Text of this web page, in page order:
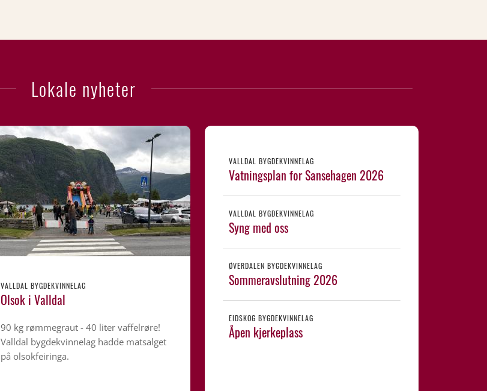
Lokale nyheter
VALLDAL BYGDEKVINNELAG
Olsok i Valldal
90 kg rømmegraut - 40 liter vaffelrøre!
Valldal bygdekvinnelag hadde matsalget
på olsokfeiringa.
VALLDAL BYGDEKVINNELAG
Vatningsplan for Sansehagen 2026
VALLDAL BYGDEKVINNELAG
Syng med oss
ØVERDALEN BYGDEKVINNELAG
Sommeravslutning 2026
EIDSKOG BYGDEKVINNELAG
Åpen kjerkeplass